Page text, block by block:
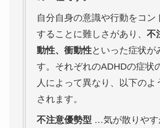
自分自身の意識や行動をコン
することに難しさがあり、 不
動性、衝動性といった症状が
す。それぞれのADHDの症状
人によって異なり、以下のよ
されます。
不注意優勢型 …気が散りやす